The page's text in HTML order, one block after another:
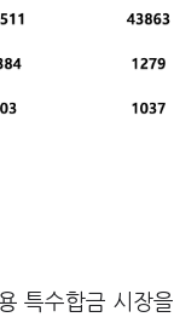
특수합금 시장